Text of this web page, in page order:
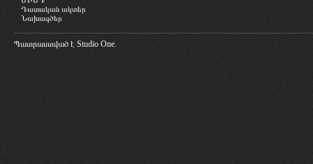
Դատական ակտեր
Նախագծեր
Պատրաստված է Studio One.